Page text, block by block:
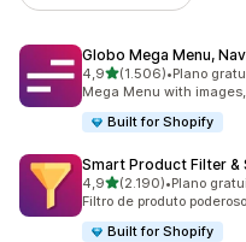
Globo Mega Menu,
4,9de 5 estrelas
(1.506)
1506 avaliações ao todo
•Plano
Mega Menu with
Built for Shopify
Smart Product Filter &
4,9de 5 estrelas
(2.190)
2190 avaliações ao todo
•Plano
Filtro de produto
Built for Shopify